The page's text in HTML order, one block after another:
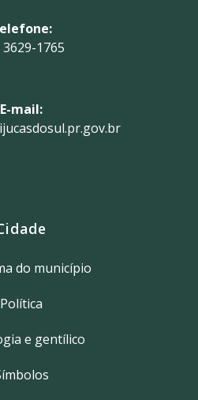
3629-1765
E-mail:
do município
Política
e gentílico